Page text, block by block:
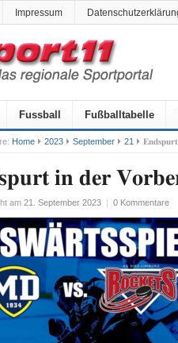
Impressum
Fussball Fußballtabelle
Home 2023 September 21
𝐢𝐧 𝐝𝐞𝐫
am 21. September 2023 | 0 Kommentare